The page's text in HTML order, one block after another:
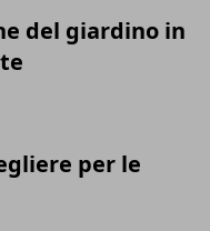
del giardino in
per le